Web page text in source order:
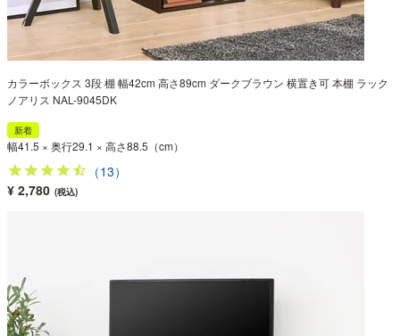
カラーボックス 3段 棚 幅42cm 高さ89cm ダークブラウン 横置き可 本棚 ラック
ノアリス NAL-9045DK
新着
幅41.5 × 奥行29.1 × 高さ88.5（cm）
（13）
¥ 2,780 (税込)